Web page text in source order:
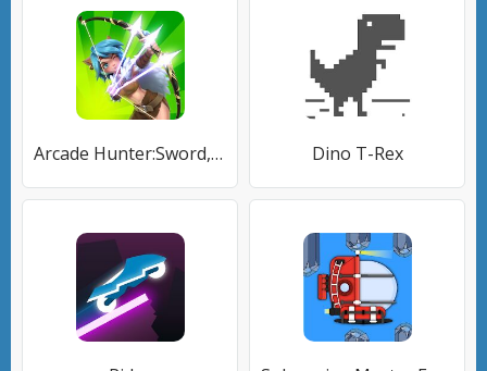
Arcade Hunter:Sword,Gun, and Magic Dino T-Rex